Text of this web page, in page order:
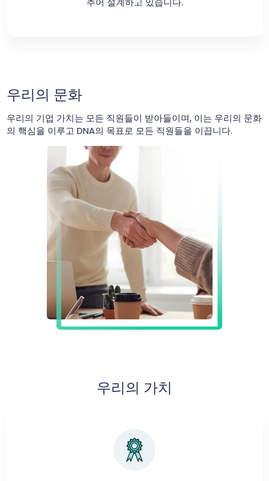
우리의 문화
우리의 기업 가치는 모든 직원들이 받아들이며, 이는 우리의 문화
의 핵심을 이루고 DNA의 목표로 모든 직원들을 이끕니다.
우리의 가치